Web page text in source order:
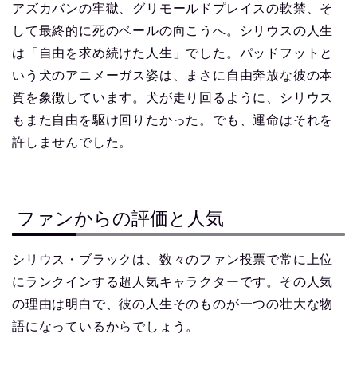
アズカバンの牢獄、グリモールドプレイスの軟禁、そ
して最終的に死のベールの向こうへ。シリウスの人生
は「自由を求め続けた人生」でした。パッドフットと
いう犬のアニメーガス姿は、まさに自由奔放な彼の本
質を象徴しています。犬が走り回るように、シリウス
もまた自由を駆け回りたかった。でも、運命はそれを
許しませんでした。
ファンからの評価と人気
シリウス・ブラックは、数々のファン投票で常に上位
にランクインする超人気キャラクターです。その人気
の理由は明白で、彼の人生そのものが一つの壮大な物
語になっているからでしょう。